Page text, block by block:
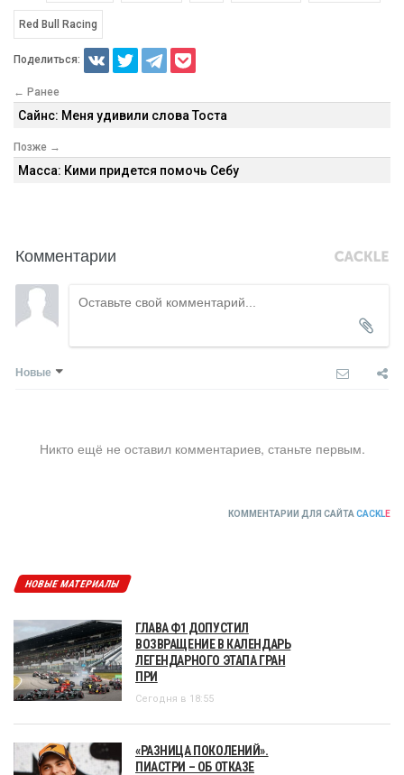
Red Bull Racing
Поделиться:
← Ранее
Сайнс: Меня удивили слова Тоста
Позже →
Масса: Кими придется помочь Себу
Комментарии
Новые
Никто ещё не оставил комментариев, станьте первым.
КОММЕНТАРИИ ДЛЯ САЙТА CACKLE
НОВЫЕ МАТЕРИАЛЫ
ГЛАВА Ф1 ДОПУСТИЛ
ВОЗВРАЩЕНИЕ В КАЛЕНДАРЬ
ЛЕГЕНДАРНОГО ЭТАПА ГРАН
ПРИ
Сегодня в 18:55
«РАЗНИЦА ПОКОЛЕНИЙ».
ПИАСТРИ – ОБ ОТКАЗЕ